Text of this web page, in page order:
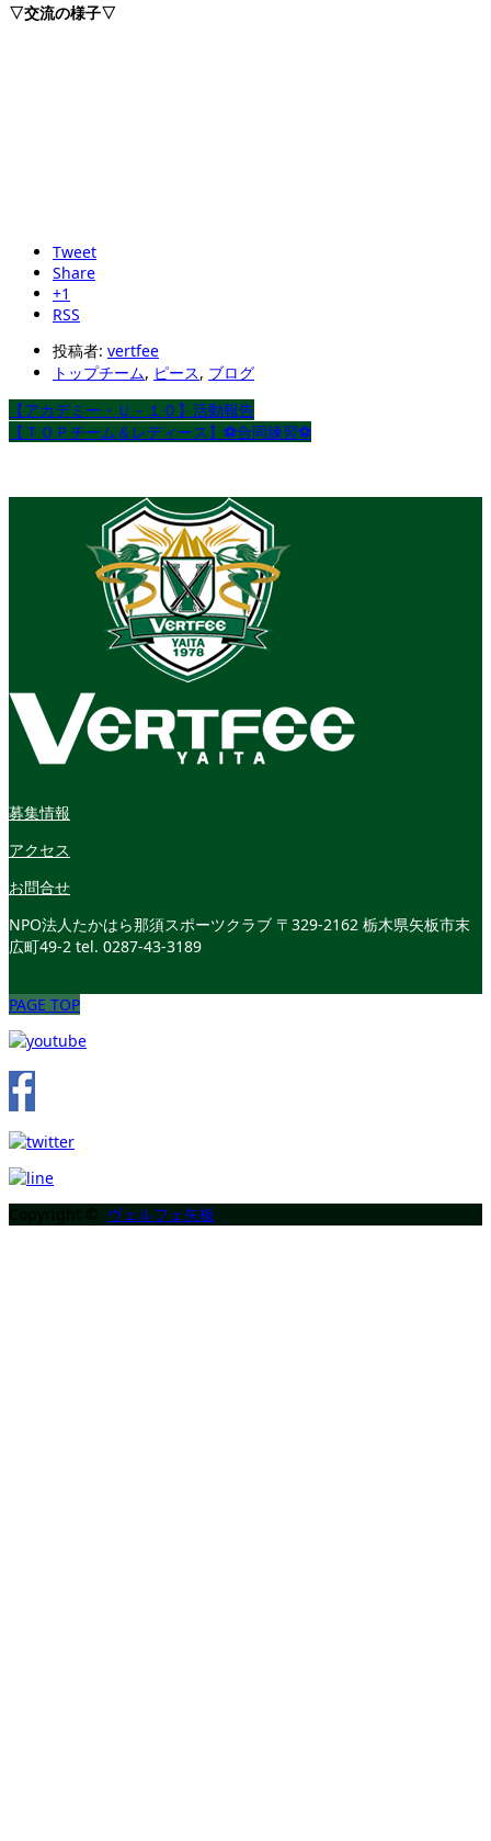
▽交流の様子▽
Tweet
Share
+1
RSS
投稿者: vertfee
トップチーム, ピース, ブログ
【アカデミー・Ｕ－１０】活動報告
【ＴＯＰチーム＆レディース】⚽合同練習⚽
募集情報
アクセス
お問合せ
NPO法人たかはら那須スポーツクラブ 〒329-2162 栃木県矢板市末
広町49-2 tel. 0287-43-3189
PAGE TOP
ヴェルフェ矢板